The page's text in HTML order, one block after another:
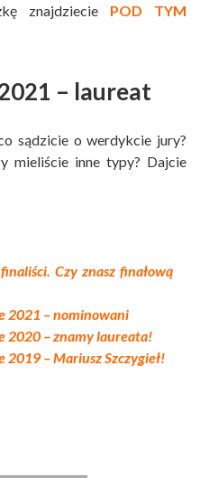
znajdziecie POD TYM
– laureat
sądzicie o werdykcie jury?
mieliście inne typy? Dajcie
Czy znasz finałową
2021 – nominowani
2020 – znamy laureata!
– Mariusz Szczygieł!